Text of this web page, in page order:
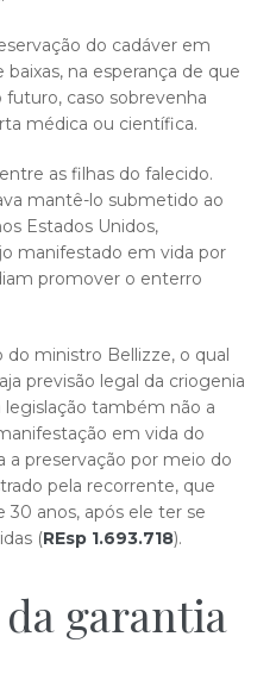
do cadáver em
na esperança de que
futuro, caso sobrevenha
médica ou científica.
as filhas do falecido.
mantê-lo submetido ao
Estados Unidos,
manifestado em vida por
promover o enterro
do ministro Bellizze, o qual
previsão legal da criogenia
também não a
em vida do
a preservação por meio do
pela recorrente, que
anos, após ele ter se
(REsp 1.693.718).
garantia